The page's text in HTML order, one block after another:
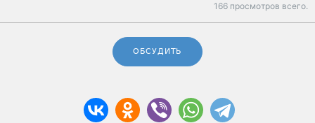
166 просмотров всего.
ОБСУДИТЬ